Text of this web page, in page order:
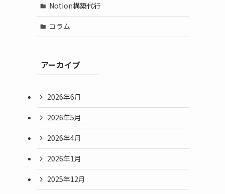
Notion構築代行
コラム
アーカイブ
2026年6月
2026年5月
2026年4月
2026年1月
2025年12月